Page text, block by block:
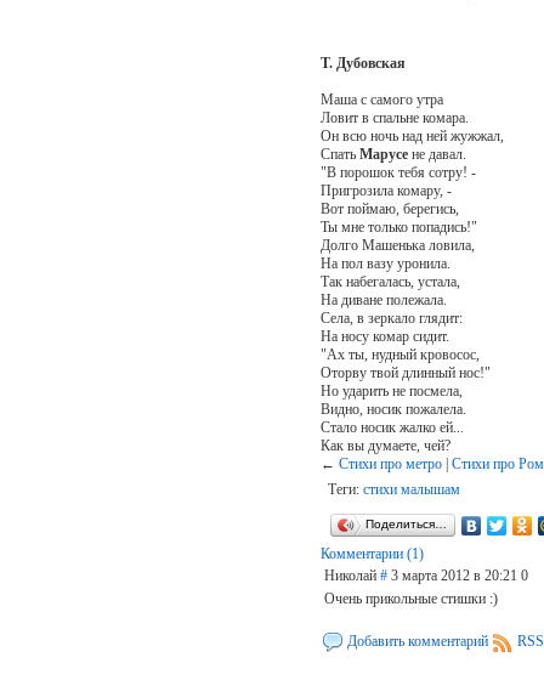
Т. Дубовская
Маша с самого утра
Ловит в спальне комара.
Он всю ночь над ней жужжал,
Спать Марусене давал.
"В порошок тебя сотру! -
Пригрозила комару, -
Вот поймаю, берегись,
Ты мне только попадись!"
Долго Машенька ловила,
На пол вазу уронила.
Так набегалась, устала,
На диване полежала.
Села, в зеркало глядит:
На носу комар сидит.
"Ах ты, нудный кровосос,
Оторву твой длинный нос!"
Но ударить не посмела,
Видно, носик пожалела.
Стало носик жалко ей...
Как вы думаете, чей?
← Стихи про метро| Стихи про
Теги: стихи малышам
Поделиться…
Комментарии (1)
Николай # 3 марта 2012 в 20:21 0
Очень прикольные стишки :)
Добавить комментарий